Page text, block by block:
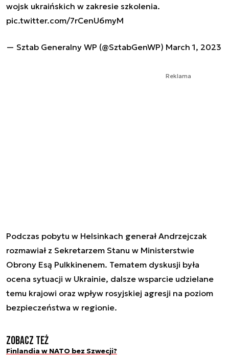
wojsk ukraińskich w zakresie szkolenia.
pic.twitter.com/7rCenU6myM
— Sztab Generalny WP (@SztabGenWP) March 1, 2023
Reklama
Podczas pobytu w Helsinkach generał Andrzejczak
rozmawiał z Sekretarzem Stanu w Ministerstwie
Obrony Esą Pulkkinenem. Tematem dyskusji była
ocena sytuacji w Ukrainie, dalsze wsparcie udzielane
temu krajowi oraz wpływ rosyjskiej agresji na poziom
bezpieczeństwa w regionie.
Zobacz też
Finlandia w NATO bez Szwecji?